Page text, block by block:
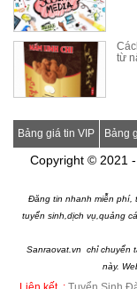
từ
Bảng giá tin VIP Bảng
Copyright © 2021 -
Đăng tin nhanh miễn phí,
tuyển sinh,dịch vụ,quảng
Sanraovat.vn chỉ chuyển
này.